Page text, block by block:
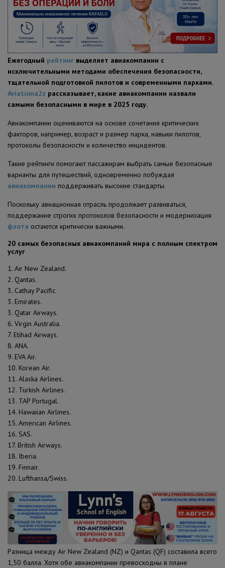
ПОЛЕЗНЫЕ СОВЕТЫ
Ежегодный рейтинг выделяет авиакомпании с
исключительными методами обеспечения безопасности,
тщательной подготовкой пилотов и современными парками.
Aviationa2z рассказывает, какие авиакомпании назвали
самыми безопасными в мире в 2025 году.
Авиакомпании оцениваются на основе сочетания критических
факторов, например, возраст и размер парка, навыки пилотов,
протоколы безопасности и количество инцидентов.
Такие рейтинги помогают пассажирам выбрать самые безопасные
варианты для путешествий, одновременно побуждая
авиакомпании поддерживать высокие стандарты.
Поскольку авиационная отрасль продолжает развиваться,
поддержание строгих протоколов безопасности и модернизация
флота остаются критически важными.
20 самых безопасных авиакомпаний мира с полным спектром
услуг
1. Air New Zealand.
2. Qantas.
3. Cathay Pacific.
3. Emirates.
3. Qatar Airways.
6. Virgin Australia.
7. Etihad Airways.
8. ANA.
9. EVA Air.
10. Korean Air.
11. Alaska Airlines.
12. Turkish Airlines.
13. TAP Portugal.
14. Hawaiian Airlines.
15. American Airlines.
16. SAS.
17. British Airways.
18. Iberia.
19. Finnair.
20. Lufthansa/Swiss.
Разница между Air New Zealand (NZ) и Qantas (QF) составила всего
1,50 балла. Хотя обе авиакомпании превосходны в плане